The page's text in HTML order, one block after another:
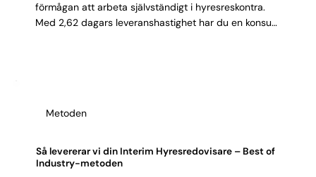
förmågan att arbeta självständigt i hyresreskontra.
Med 2,62 dagars leveranshastighet har du en konsult
kvalitet och slipper felhyrningar.
Metoden
Så levererar vi din Interim Hyresredovisare – Best of
Industry-metoden